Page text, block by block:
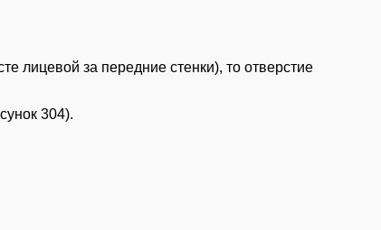
лицевой за передние стенки), то отверстие
304).